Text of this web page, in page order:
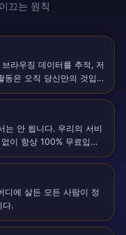
끄는 원칙
라우징 데이터를 추적, 저
동은 오직 당신만의 것입
는 안 됩니다. 우리의 서비
이 항상 100% 무료입니
디에 살든 모든 사람이 정
다.